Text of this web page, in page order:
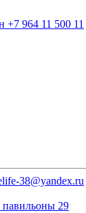
+7 964 11 500 11
38@yandex.ru
павильоны 29